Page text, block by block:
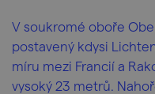
V soukromé oboře
postavený kdysi
míru mezi Francií a
vysoký 23 metrů.